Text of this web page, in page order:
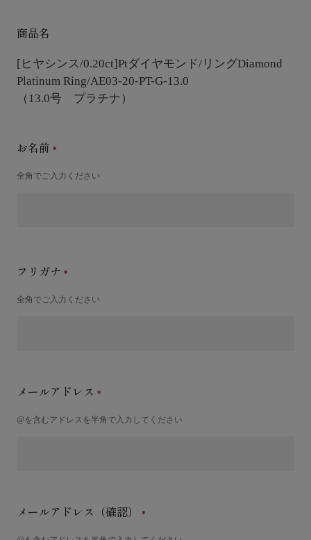
商品名
[ヒヤシンス/0.20ct]Ptダイヤモンド/リングDiamond
Platinum Ring/AE03-20-PT-G-13.0
（13.0号 プラチナ）
お名前
全角でご入力ください
フリガナ
全角でご入力ください
メールアドレス
@を含むアドレスを半角で入力してください
メールアドレス（確認）